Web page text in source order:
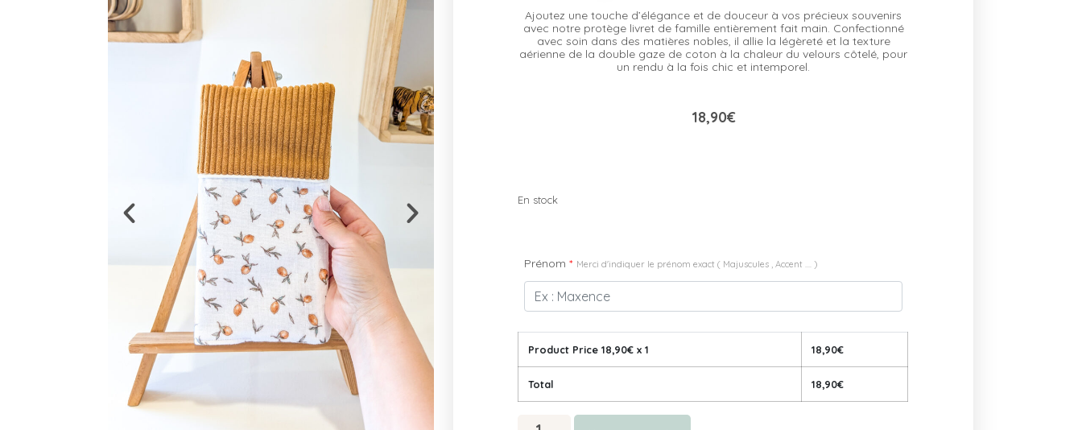
Ajoutez une touche d’élégance et de douceur à vos précieux souvenirs
avec notre protège livret de famille entièrement fait main. Confectionné
avec soin dans des matières nobles, il allie la légèreté et la texture
aérienne de la double gaze de coton à la chaleur du velours côtelé, pour
un rendu à la fois chic et intemporel.
18,90€
En stock
Prénom * Merci d'indiquer le prénom exact ( Majuscules , Accent .... )
Product Price18,90€ x 1 18,90€
Total 18,90€